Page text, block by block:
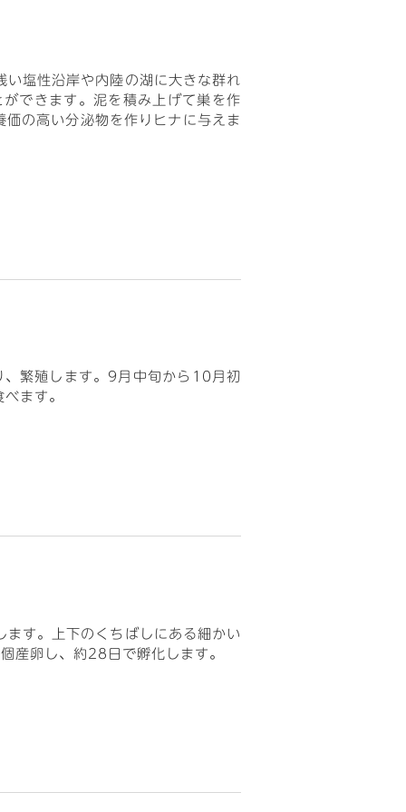
塩性沿岸や内陸の湖に大きな群れ
できます。泥を積み上げて巣を作
の高い分泌物を作りヒナに与えま
繁殖します。9月中旬から10月初
ます。
す。上下のくちばしにある細かい
産卵し、約28日で孵化します。